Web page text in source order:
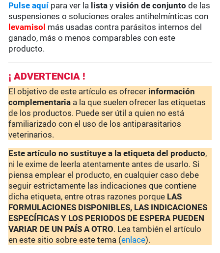
Pulse aquípara ver la lista yvisión de conjunto de las
suspensiones o soluciones orales antihelmínticas con
levamisol más usadas contra parásitos internos del
ganado, más o menos comparables con este
producto.
¡ ADVERTENCIA !
El objetivo de este artículo es ofrecer información
complementaria a la que suelen ofrecer las etiquetas
de los productos. Puede ser útil a quien no está
familiarizado con el uso de los antiparasitarios
veterinarios.
Este artículo no sustituye a la etiqueta del producto,
ni le exime de leerla atentamente antes de usarlo. Si
piensa emplear el producto, en cualquier caso debe
seguir estrictamente las indicaciones que contiene
dicha etiqueta, entre otras razones porque LAS
FORMULACIONES DISPONIBLES, LAS INDICACIONES
ESPECÍFICAS Y LOS PERIODOS DE ESPERA PUEDEN
VARIAR DE UN PAÍS A OTRO. Lea también el artículo
en este sitio sobre este tema (enlace).